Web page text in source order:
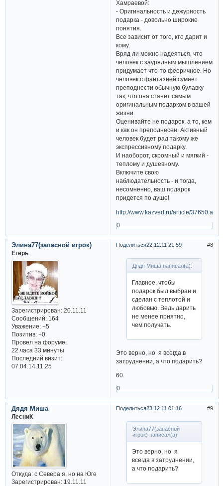
любовью. Ведь дарить не менее
приятно, чем получать.
Комментарий психолога Резеды
Хамраевой:
- Оригинальность и дежурность
подарка - довольно широкие
понятия.
Все зависит от того, кто дарит и
кому.
Вряд ли можно надеяться, что
человек с заурядным мышлением
придумает что-то фееричное. Но
человек с фантазией сумеет
преподнести обычную булавку
так, что она станет самым
оригинальным подарком в вашей
жизни.
Оценивайте не подарок, а то, кем
и как он преподнесен. Активный
человек будет рад такому же
экспрессивному подарку.
И наоборот, скромный и мягкий -
теплому и душевному.
наблюдательность - и тогда,
несомненно, ваш подарок
придется по душе!
http://www.kazved.ru/article/37650.aspx
Элина77(запасной игрок)
Егерь
Зарегистрирован: 20.11.11
Сообщений:164
Уважение: +5
Позитив: +0
07.04.14 11:25
Дядя Миша написал(а):
Главное, чтобы
подарок был выбран и
любовью. Ведь дарить
чем получать.
Это верно, но я всегда в
затруднении, а что подарить?
Дядя Миша
ЛесниК